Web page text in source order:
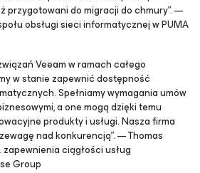
przygotowani do migracji do chmury”. —
obsługi sieci informatycznej w PUMA
Veeam w ramach całego
w stanie zapewnić dostępność
Spełniamy wymagania umów
a one mogą dzięki temu
produkty i usługi. Nasza firma
nad konkurencją”. — Thomas
ciągłości usług
Group